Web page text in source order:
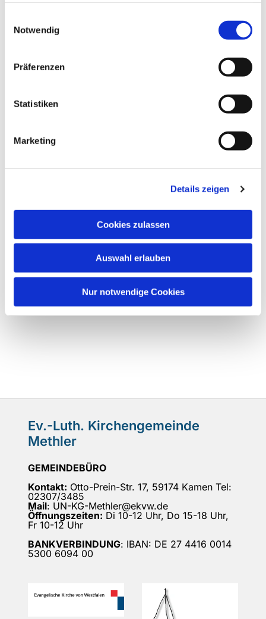
Notwendig
Präferenzen
Statistiken
Marketing
Details zeigen
Cookies zulassen
Auswahl erlauben
Nur notwendige Cookies
Ev.-Luth. Kirchengemeinde
Methler
GEMEINDEBÜRO
Kontakt: Otto-Prein-Str. 17, 59174 Kamen Tel:
02307/3485
Mail: UN-KG-Methler@ekvw.de
Öffnungszeiten: Di 10-12 Uhr, Do 15-18 Uhr,
Fr 10-12 Uhr
BANKVERBINDUNG: IBAN: DE 27 4416 0014
5300 6094 00